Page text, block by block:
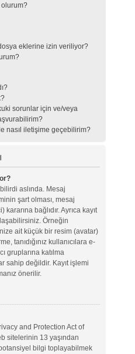
olurum?
eklerine izin veriliyor?
sorunlar için ve/veya
nasıl iletişime geçebilirim?
aslında. Mesaj
şart olması, mesaj
bağlıdır. Ayrıca kayıt
Örneğin
ait küçük bir resim (avatar)
tanıdığınız kullanıcılara e-
gruplarına katılma
sahip değildir. Kayıt işlemi
önerilir.
and Protection Act of
sitelerinin 13 yaşından
bilgi toplayabilmek